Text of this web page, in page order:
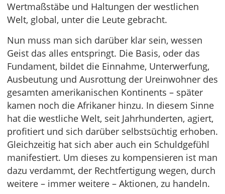
Wertmaßstäbe und Haltungen der westlichen
Welt, global, unter die Leute gebracht.
Nun muss man sich darüber klar sein, wessen
Geist das alles entspringt. Die Basis, oder das
Fundament, bildet die Einnahme, Unterwerfung,
Ausbeutung und Ausrottung der Ureinwohner des
gesamten amerikanischen Kontinents – später
kamen noch die Afrikaner hinzu. In diesem Sinne
hat die westliche Welt, seit Jahrhunderten, agiert,
profitiert und sich darüber selbstsüchtig erhoben.
Gleichzeitig hat sich aber auch ein Schuldgefühl
manifestiert. Um dieses zu kompensieren ist man
dazu verdammt, der Rechtfertigung wegen, durch
weitere – immer weitere – Aktionen, zu handeln.